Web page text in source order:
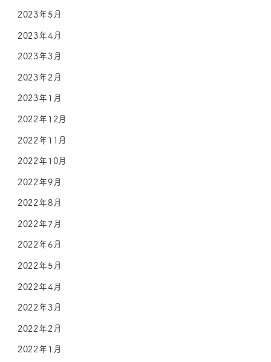
2023年5月
2023年4月
2023年3月
2023年2月
2023年1月
2022年12月
2022年11月
2022年10月
2022年9月
2022年8月
2022年7月
2022年6月
2022年5月
2022年4月
2022年3月
2022年2月
2022年1月